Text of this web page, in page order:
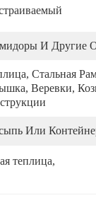
И Другие
Стальная
Веревки,
Или
теплица,